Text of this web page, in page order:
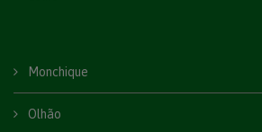
Monchique
Olhão